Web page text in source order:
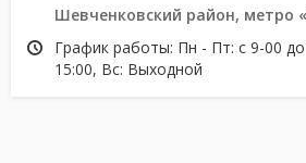
Шевченковский район, метро
График работы: Пн - Пт: с 9-00
15:00, Вс: Выходной